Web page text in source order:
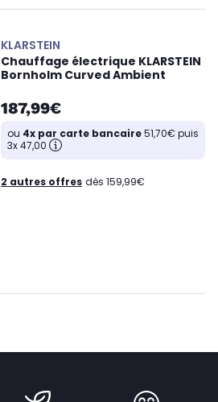
KLARSTEIN
Chauffage électrique KLARSTEIN
Bornholm Curved Ambient
187,99€
ou 4x par carte bancaire51,70€ puis
3x 47,00
2 autres offres dès 159,99€